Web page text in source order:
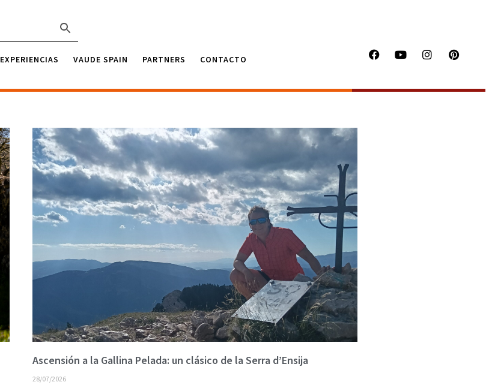
EXPERIENCIAS VAUDE SPAIN PARTNERS CONTACTO
Ascensión a la Gallina Pelada: un clásico de la Serra d’Ensija
28/07/2026